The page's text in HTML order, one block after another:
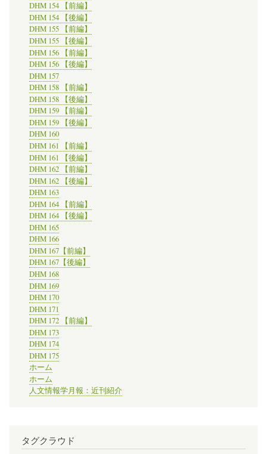
DHM 154 【前編】
DHM 154 【後編】
DHM 155 【前編】
DHM 155 【後編】
DHM 156 【前編】
DHM 156 【後編】
DHM 157
DHM 158 【前編】
DHM 158 【後編】
DHM 159 【前編】
DHM 159 【後編】
DHM 160
DHM 161 【前編】
DHM 161 【後編】
DHM 162 【前編】
DHM 162 【後編】
DHM 163
DHM 164 【前編】
DHM 164 【後編】
DHM 165
DHM 166
DHM 167【前編】
DHM 167【後編】
DHM 168
DHM 169
DHM 170
DHM 171
DHM 172 【前編】
DHM 173
DHM 174
DHM 175
ホーム
ホーム
人文情報学月報：近刊紹介
タグクラウド